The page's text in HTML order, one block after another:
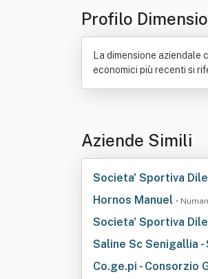
Profilo
La dimensione
economici più recenti si
Aziende Simili
Societa' Sportiva
Hornos Manuel •
Societa' Sportiva
Saline Sc Senigallia
Co.ge.pi - Consorzio